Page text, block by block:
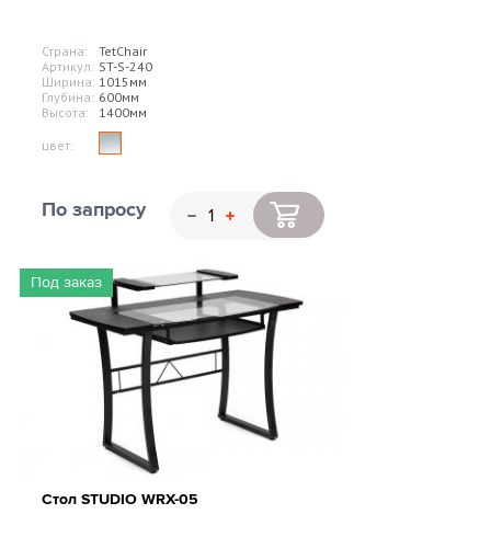
Страна:
TetChair
Артикул: ST-S-240
Ширина: 1015мм
Глубина: 600мм
Высота:
1400мм
цвет:
По запросу
Под заказ
Стол STUDIO WRX-05